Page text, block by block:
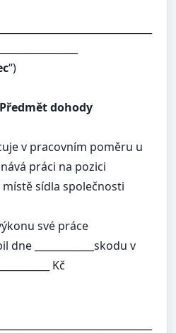
“)
dohody
v pracovním poměru u
práci na pozici
v místě sídla společnosti
své práce
____________skodu v
Kč